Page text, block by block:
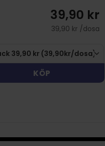
39,90 kr
39,90 kr /dosa
KÖP